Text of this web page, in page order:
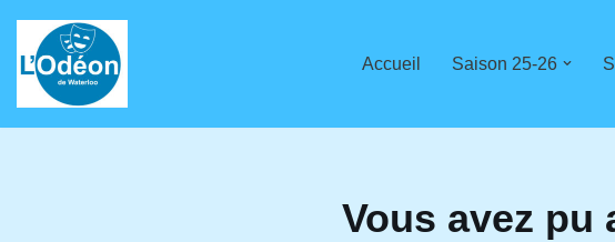
Aller
Accueil Saison 25-26
Vous avez pu